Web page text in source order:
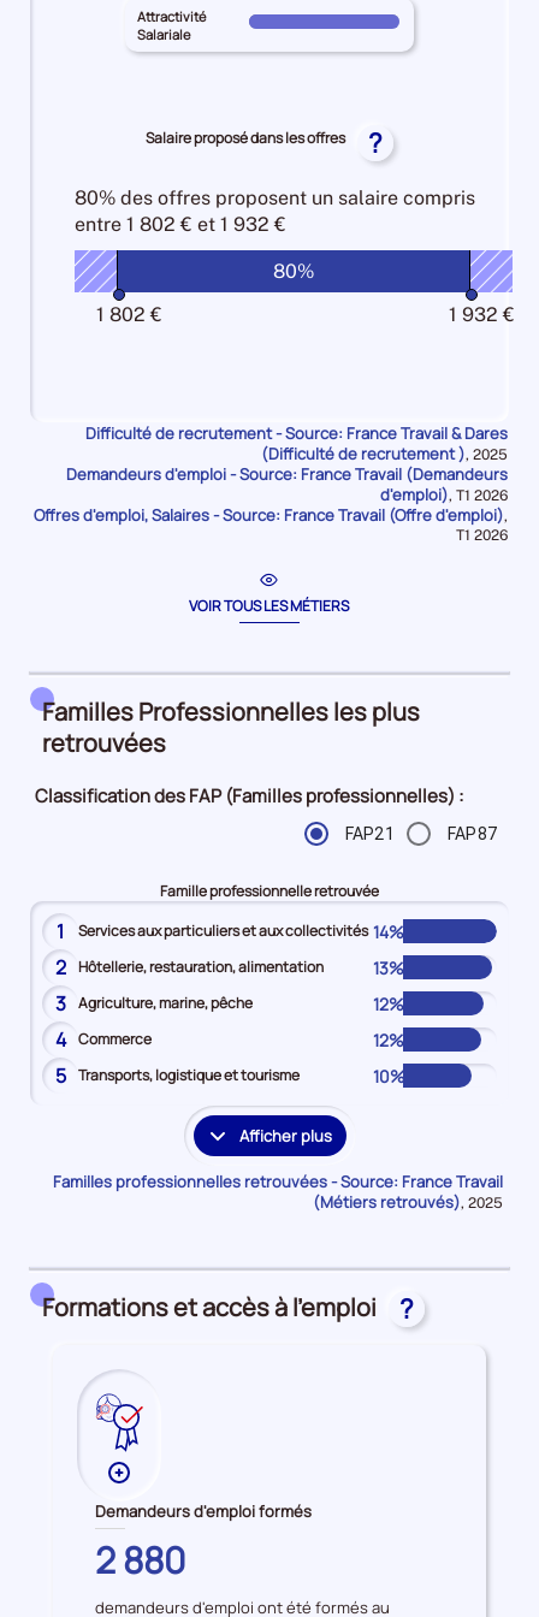
25%
Intensité
d'embauche
pour
les
-
10%
territoire
Manque
main
d'oeuvre
10%
Attractivité
Salariale
Pour
le
GARD
Attractivité
Salariale
100%
Salaire proposé dans les offres ?
80% des offres proposent un salaire compris
entre 1 802 € et 1 932 €
80%
1 802 €
1 932 €
Difficulté de recrutement - Source: France Travail & Dares
(Difficulté de recrutement ), Données
pour
la
période
2025
Demandeurs d'emploi - Source: France Travail (Demandeurs
d'emploi), Données
pour
la
T1 2026
Offres d'emploi, Salaires - Source: France Travail (Offre d'emploi),
Données
T1 2026
VOIR TOUS LES MÉTIERS
Familles Professionnelles les plus
retrouvées
Classification des FAP (Familles professionnelles) :
FAP21 FAP87
Famille professionnelle retrouvée
1 Services aux particuliers et aux collectivités 14%
2 Hôtellerie, restauration, alimentation 13%
3 Agriculture, marine, pêche 12%
4 Commerce 12%
5 Transports, logistique et tourisme 10%
Afficher plus
les
familles
professionnelles
Familles professionnelles retrouvées - Source: France Travail
(Métiers retrouvés), Données
2025
Formations et accès à l'emploi ?
Plus
de
données
sur
les
Demandeurs
Demandeurs d'emploi formés
GARD
2 880
demandeurs d'emploi ont été formés au